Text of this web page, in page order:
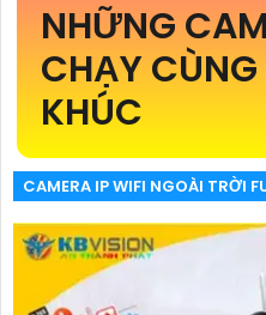
NHỮNG
CHẠY CÙNG
KHÚC
CAMERA IP WIFI NGOÀI TRỜI